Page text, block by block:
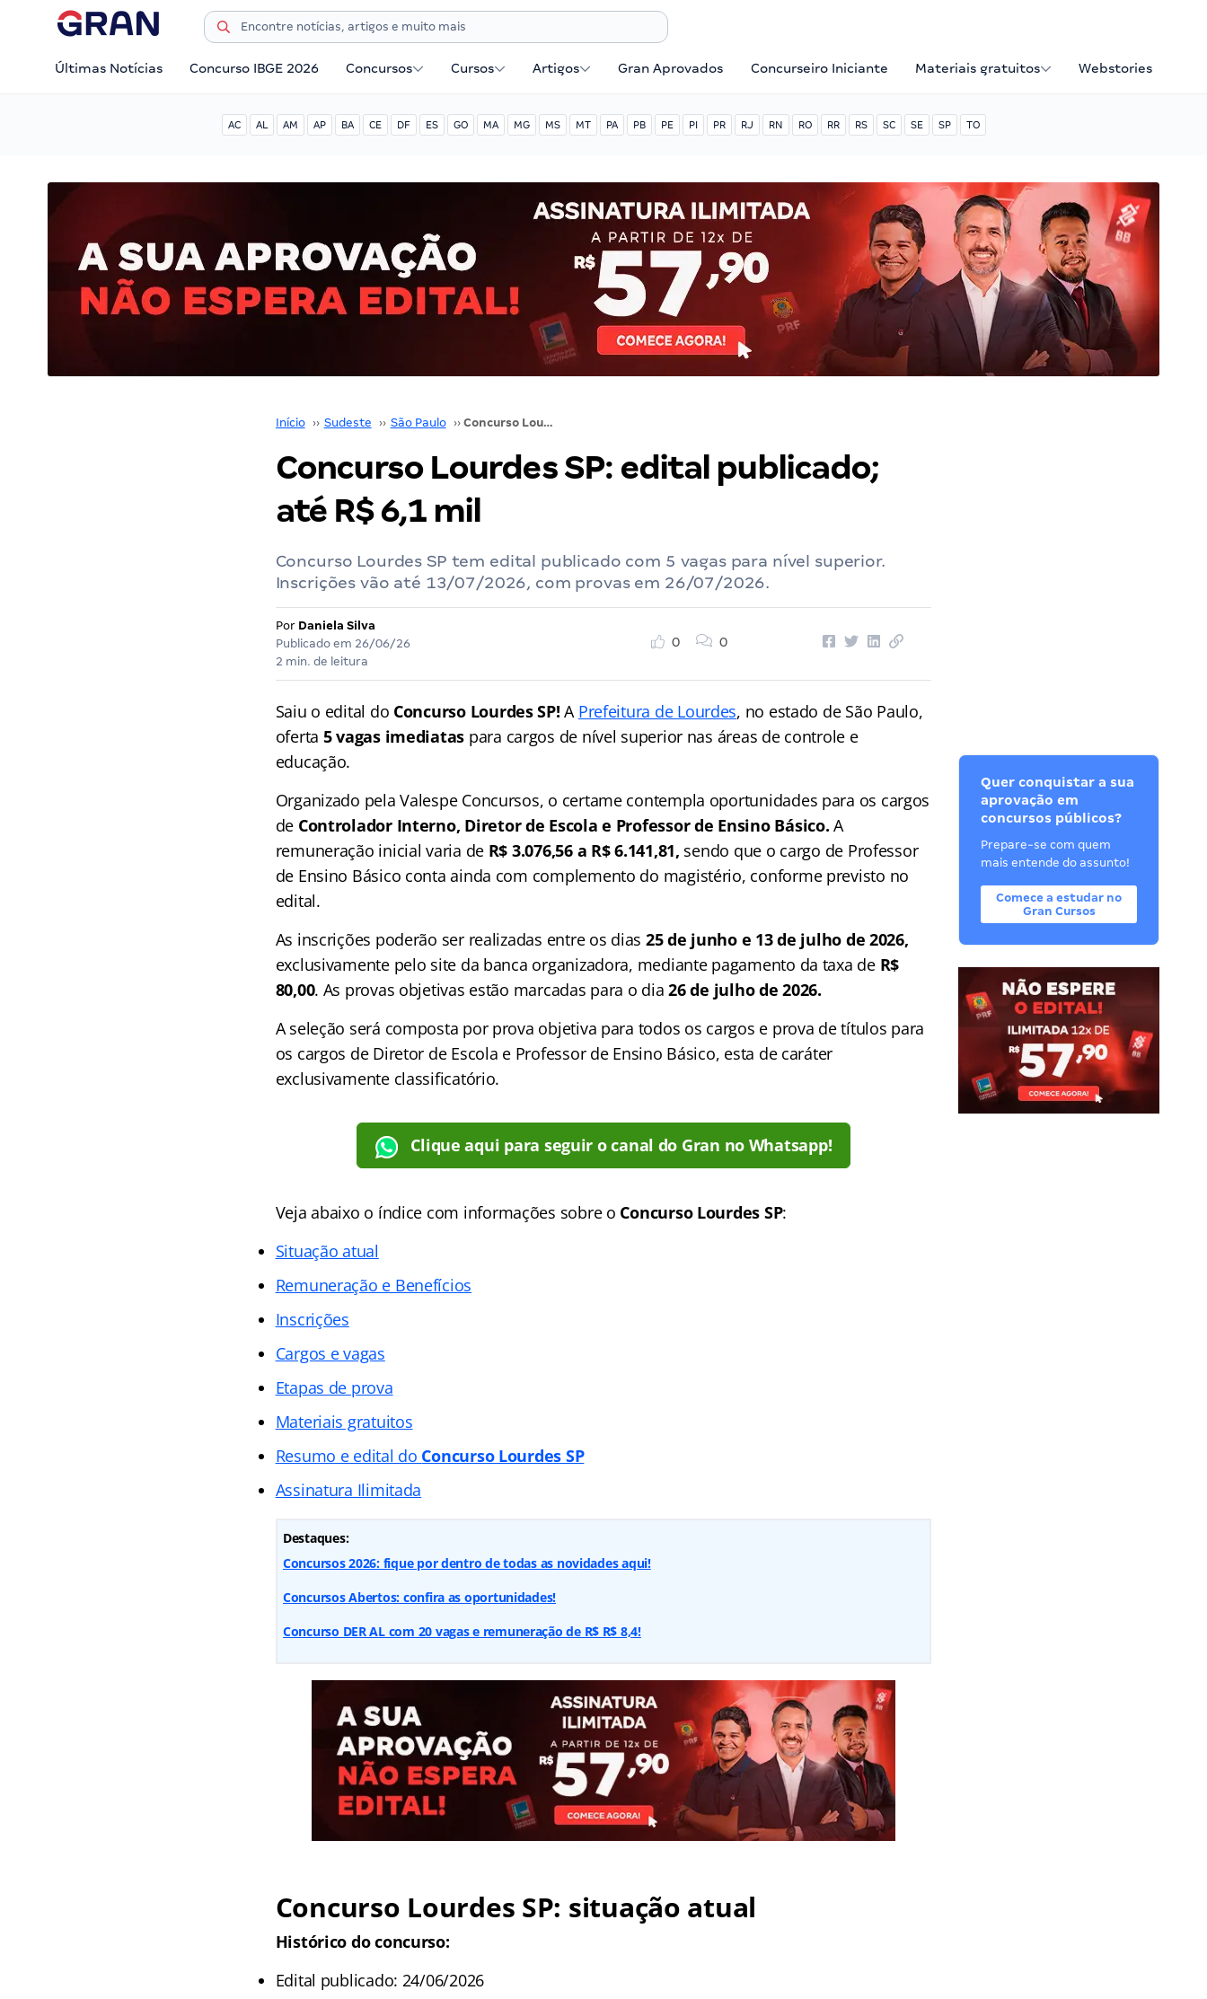
Últimas Notícias Concurso IBGE 2026 Concursos Cursos Artigos Gran Aprovados Concurseiro Iniciante Materiais gratuitos Webstories
AC AL AM AP BA CE DF ES GO MA MG MS MT PA PB PE PI PR RJ RN RO RR RS SC SE SP TO
Início ›› Sudeste ›› São Paulo ›› Concurso Lourdes SP: edital publicado; até R$ 6,1 mil
Concurso Lourdes SP: edital publicado;
até R$ 6,1 mil
Concurso Lourdes SP tem edital publicado com 5 vagas para nível superior.
Inscrições vão até 13/07/2026, com provas em 26/07/2026.
Por Daniela Silva
Publicado em 26/06/26
2 min. de leitura
0 0
Saiu o edital do Concurso Lourdes SP! A Prefeitura de Lourdes, no estado de São Paulo,
oferta 5 vagas imediatas para cargos de nível superior nas áreas de controle e
educação.
Organizado pela Valespe Concursos, o certame contempla oportunidades para os cargos
de Controlador Interno, Diretor de Escola e Professor de Ensino Básico. A
remuneração inicial varia de R$ 3.076,56 a R$ 6.141,81, sendo que o cargo de Professor
de Ensino Básico conta ainda com complemento do magistério, conforme previsto no
edital.
As inscrições poderão ser realizadas entre os dias 25 de junho e 13 de julho de 2026,
exclusivamente pelo site da banca organizadora, mediante pagamento da taxa de R$
80,00. As provas objetivas estão marcadas para o dia26 de julho de 2026.
A seleção será composta por prova objetiva para todos os cargos e prova de títulos para
os cargos de Diretor de Escola e Professor de Ensino Básico, esta de caráter
exclusivamente classificatório.
Clique aqui para seguir o canal do Gran no Whatsapp!
Veja abaixo o índice com informações sobre o Concurso Lourdes SP:
Situação atual
Remuneração e Benefícios
Inscrições
Cargos e vagas
Etapas de prova
Materiais gratuitos
Resumo e edital do Concurso Lourdes SP
Assinatura Ilimitada
Destaques:
Concursos 2026: fique por dentro de todas as novidades aqui!
Concursos Abertos: confira as oportunidades!
Concurso DER AL com 20 vagas e remuneração de R$ R$ 8,4!
Concurso Lourdes SP: situação atual
Histórico do concurso:
Edital publicado: 24/06/2026
Quer conquistar a sua
aprovação em
concursos públicos?
Prepare-se com quem
mais entende do assunto!
Comece a estudar no
Gran Cursos